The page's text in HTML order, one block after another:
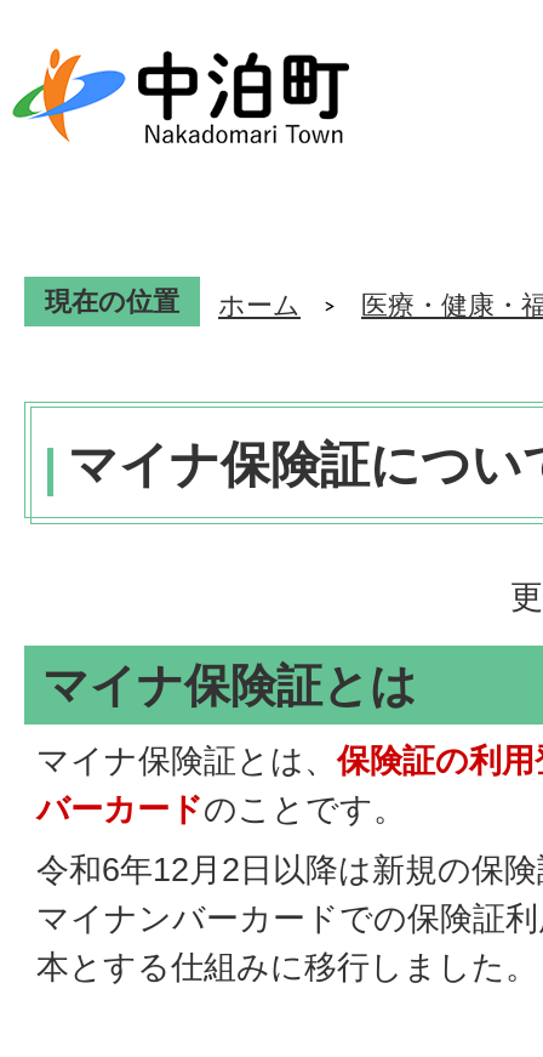
現在の位置 ホーム 医療・健康・
マイナ保険証につい
マイナ保険証とは
マイナ保険証とは、保険証の利
バーカードのことです。
令和6年12月2日以降は新規の保
マイナンバーカードでの保険証
本とする仕組みに移行しました。